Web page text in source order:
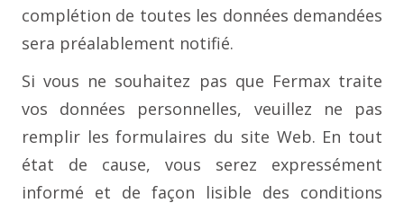
complétion de toutes les données demandées
sera préalablement notifié.
Si vous ne souhaitez pas que Fermax traite
vos données personnelles, veuillez ne pas
remplir les formulaires du site Web. En tout
état de cause, vous serez expressément
informé et de façon lisible des conditions